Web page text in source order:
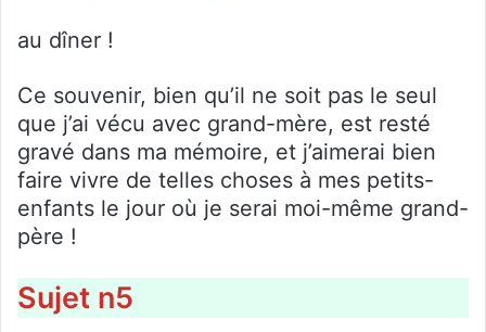
au dîner !
Ce souvenir, bien qu’il ne soit pas le seul
que j’ai vécu avec grand-mère, est resté
gravé dans ma mémoire, et j’aimerai bien
faire vivre de telles choses à mes petits-
enfants le jour où je serai moi-même grand-
père !
Sujet n5